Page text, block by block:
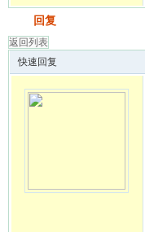
回复
返回列表
快速回复